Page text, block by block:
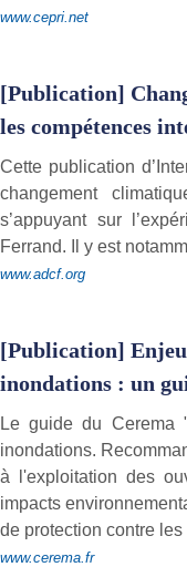
www.cepri.net
[Publication]
les compétences
Cette publication
changement
s’appuyant sur
Ferrand. Il y est
www.adcf.org
[Publication]
inondations : un
Le guide du Cerema
inondations.
à l'exploitation des
impacts
de protection contre
www.cerema.fr